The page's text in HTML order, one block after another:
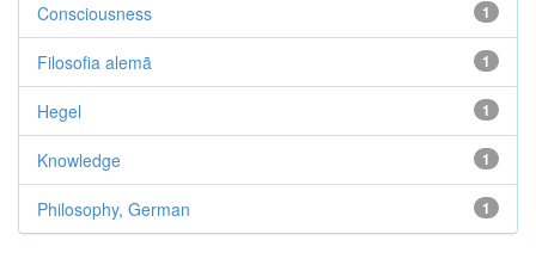
1
Consciousness
1
Filosofia alemã
1
Hegel
1
Knowledge
1
Philosophy, German